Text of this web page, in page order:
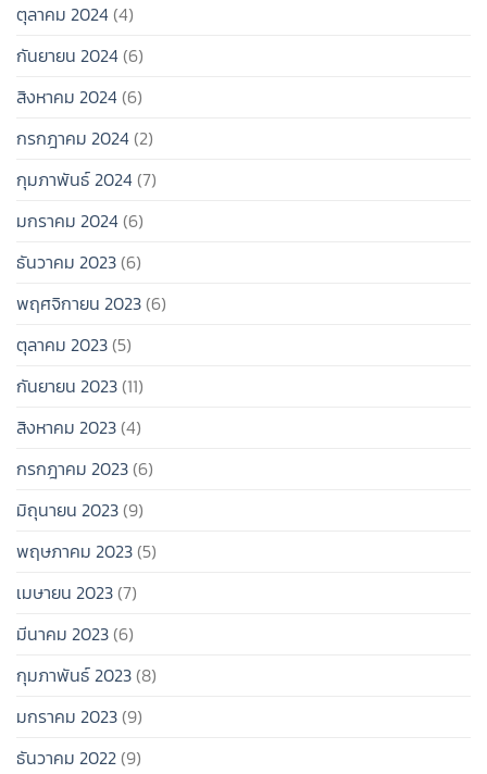
ก็ได้!
2024
ตุลาคม 2024(4)
กันยายน 2024(6)
สิงหาคม 2024(6)
กรกฎาคม 2024(2)
กุมภาพันธ์ 2024(7)
มกราคม 2024(6)
ธันวาคม 2023(6)
พฤศจิกายน 2023(6)
ตุลาคม 2023(5)
กันยายน 2023(11)
สิงหาคม 2023(4)
กรกฎาคม 2023(6)
มิถุนายน 2023(9)
พฤษภาคม 2023(5)
เมษายน 2023(7)
มีนาคม 2023(6)
กุมภาพันธ์ 2023(8)
มกราคม 2023(9)
ธันวาคม 2022(9)